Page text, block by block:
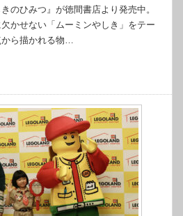
のひみつ』が徳間書店より発売中。
かせない「ムーミンやしき」をテー
から描かれる物…